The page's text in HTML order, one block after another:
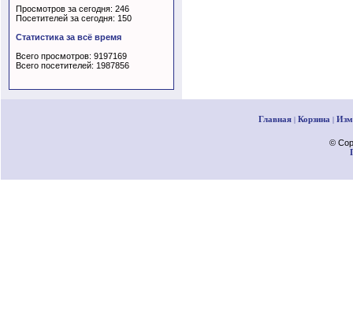
Просмотров за сегодня: 246
Посетителей за сегодня: 150
Статистика за всё время
Всего просмотров: 9197169
Всего посетителей: 1987856
Главная | Корзина |
©